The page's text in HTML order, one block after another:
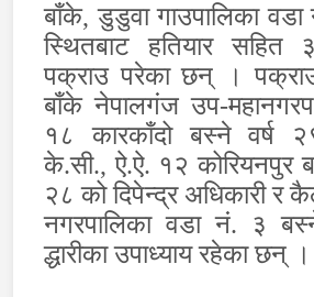
बाँके, डुडुवा गाउपालिका वडा
स्थितबाट हतियार सहित
पक्राउ परेका छन् । पक्राउ
बाँके नेपालगंज उप-
१८ कारकाँदो बस्ने वर्ष
के.सी., ऐ.ऐ. १२ कोरियनपुर
२८ को दिपेन्द्र अधिकारी र
नगरपालिका वडा नं. ३
द्धारीका उपाध्याय रहेका छन् ।